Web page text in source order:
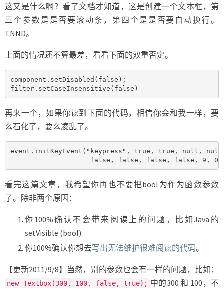
这又是什么啊？看了文档才知道，这是创建一个文本框，第
三个参数是是否要滚动条，第四个是是否要自动换行。
TNND。
上面的情况还不算最差，看看下面的双重否定。
component.setDisabled(false);
filter.setCaseInsensitive(false)
再来一个，如果你读到下面的代码，相信你会和我一样，要
么石化了，要么凌乱了。
event.initKeyEvent("keypress", true, true, null,
false, false, false, false, 9,
看完这篇文章，我希望你再也不要把bool为作为函数参数
了。除非两个原因：
你100%确认不会带来阅读上的问题，比如Java的
setVisible (bool).
你100%确认你想去写出无法维护很难阅读的代码。
【更新2011/9/8】当然，别的参数也会有一样的问题，比如：
new Textbox(300, 100, false, true); 中的300 和 100，不